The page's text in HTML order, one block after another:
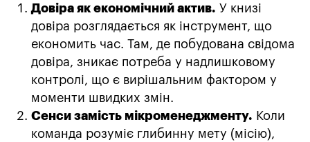
Довіра як економічний актив. У книзі
довіра розглядається як інструмент, що
економить час. Там, де побудована свідома
довіра, зникає потреба у надлишковому
контролі, що є вирішальним фактором у
моменти швидких змін.
Сенси замість мікроменеджменту. Коли
команда розуміє глибинну мету (місію),